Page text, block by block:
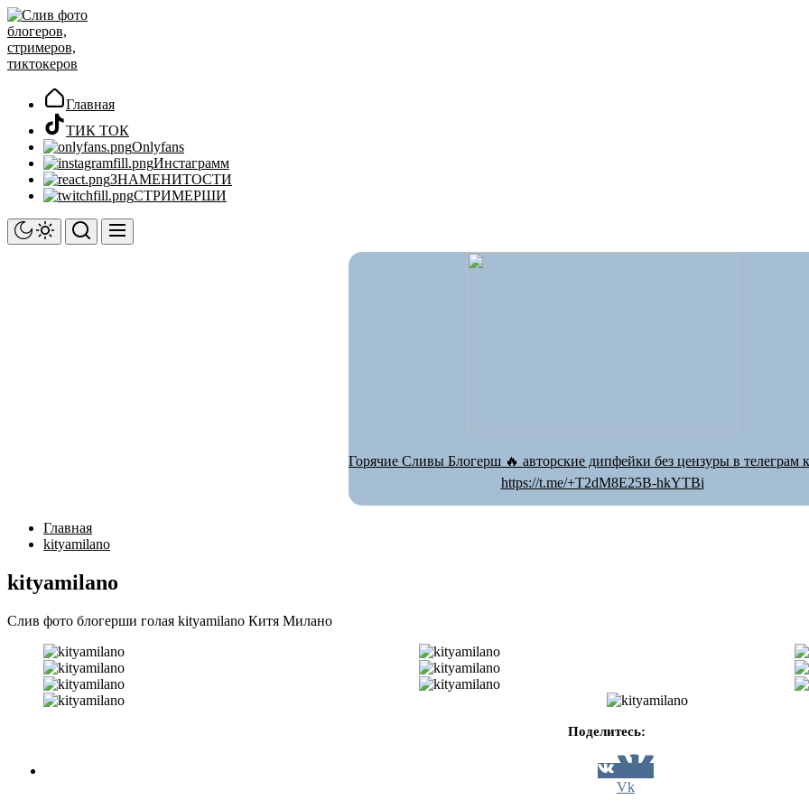
Перейти
к
содержимому
Главная
ТИК ТОК
Onlyfans
Инстаграмм
ЗНАМЕНИТОСТИ
СТРИМЕРШИ
Горячие Сливы Блогерш 🔥 авторские дипфейки без цензуры в телеграм
https://t.me/+T2dM8E25B-hkYTBi
Главная
kityamilano
kityamilano
Слив фото блогерши голая kityamilano Китя Милано
Поделитесь:
Vk